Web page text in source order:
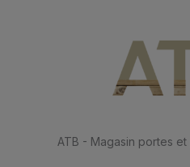
ATB - Magasin portes